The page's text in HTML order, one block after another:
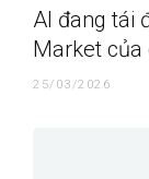
AI đang tái
Market của
25/03/2026